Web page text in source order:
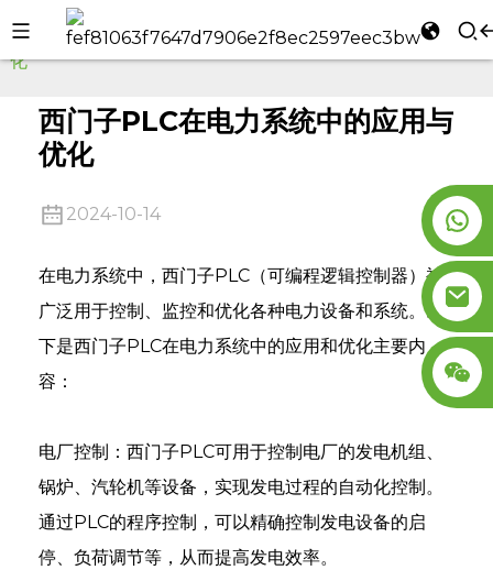
家 公司新闻
西门子PLC在电力系统中的应用与优
化
西门子PLC在电力系统中的应用与
优化
2024-10-14
在电力系统中，西门子PLC（可编程逻辑控制器）被
广泛用于控制、监控和优化各种电力设备和系统。以
下是西门子PLC在电力系统中的应用和优化主要内
容：
电厂控制：西门子PLC可用于控制电厂的发电机组、
锅炉、汽轮机等设备，实现发电过程的自动化控制。
通过PLC的程序控制，可以精确控制发电设备的启
停、负荷调节等，从而提高发电效率。